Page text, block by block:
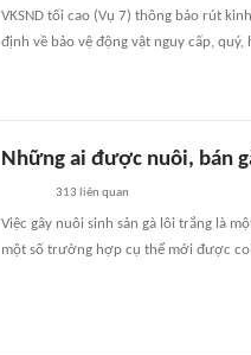
VKSND tối cao (Vụ 7) thông báo rút
định về bảo vệ động vật nguy cấp, quý,
Những ai được nuôi, bán
313 liên quan
Việc gây nuôi sinh sản gà lôi trắng là
một số trường hợp cụ thể mới được